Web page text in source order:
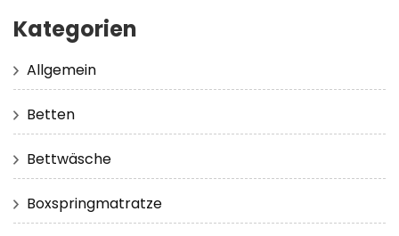
Kategorien
Allgemein
Betten
Bettwäsche
Boxspringmatratze